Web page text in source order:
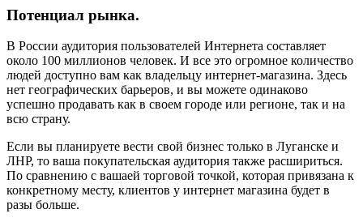
Потенциал рынка.
В России аудитория пользователей Интернета составляет
около 100 миллионов человек. И все это огромное количество
людей доступно вам как владельцу интернет-магазина. Здесь
нет географических барьеров, и вы можете одинаково
успешно продавать как в своем городе или регионе, так и на
всю страну.
Если вы планируете вести свой бизнес только в Луганске и
ЛНР, то ваша покупательская аудитория также расшириться.
По сравнению с вашаей торговой точкой, которая привязана к
конкретному месту, клиентов у интернет магазина будет в
разы больше.